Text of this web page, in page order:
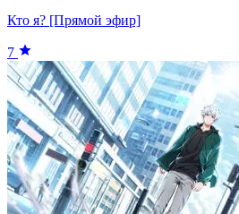
Кто я? [Прямой эфир]
7